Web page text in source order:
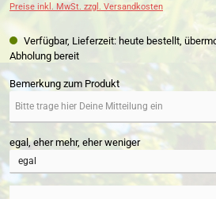
Preise inkl. MwSt. zzgl. Versandkosten
Verfügbar, Lieferzeit: heute bestellt,
Abholung bereit
Bemerkung zum Produkt
egal, eher mehr, eher weniger